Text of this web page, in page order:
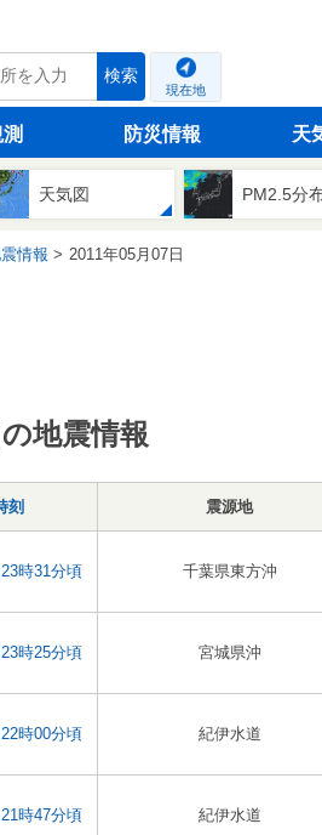
検索
現在地
防災情報 天
天気図 PM2.5分
情報 2011年05月07日
地震情報
刻 震源地
時31分頃 千葉県東方沖
時25分頃 宮城県沖
時00分頃 紀伊水道
時47分頃 紀伊水道